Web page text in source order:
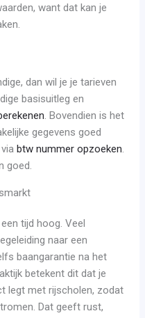
want dat kan je
dan wil je je tarieven
basisuitleg en
. Bovendien is het
gegevens goed
viabtw nummer opzoeken.
goed.
tijd hoog. Veel
naar een
baangarantie na het
betekent dit dat je
legt met rijscholen, zodat
Dat geeft rust,